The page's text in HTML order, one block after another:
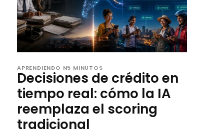
APRENDIENDO N5 MINUTOS
Decisiones de crédito en
tiempo real: cómo la IA
reemplaza el scoring
tradicional